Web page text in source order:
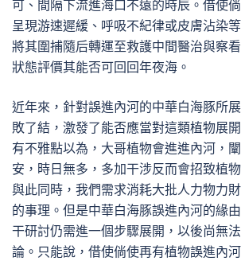
可、間隔下流進海口不遠的時辰。借使
呈現游速遲緩、呼吸不紀律或皮膚沾染
將其圍捕隨后轉運至救護中間醫治與察
狀態評價其能否可回回年夜海。
近年來，針對誤進內河的中華白海豚所
敗了結，激發了能否應當對這類植物展
有不雅點以為，大哥植物會進進內河，
安，時日無多，多加干涉反而會招致植
與此同時，我們需求消耗大批人力物力
的事理。但是中華白海豚誤進內河的緣
干研討仍需進一個步驟展開，以後尚無
論。只能說，借使倘使再有植物誤進內